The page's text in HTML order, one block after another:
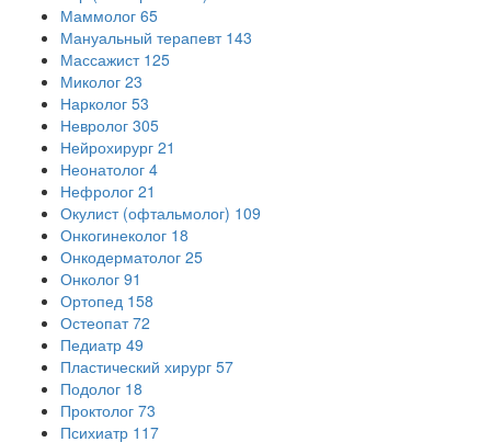
Маммолог 65
Мануальный терапевт 143
Массажист 125
Миколог 23
Нарколог 53
Невролог 305
Нейрохирург 21
Неонатолог 4
Нефролог 21
Окулист (офтальмолог) 109
Онкогинеколог 18
Онкодерматолог 25
Онколог 91
Ортопед 158
Остеопат 72
Педиатр 49
Пластический хирург 57
Подолог 18
Проктолог 73
Психиатр 117